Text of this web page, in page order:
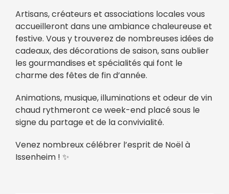
Artisans, créateurs et associations locales vous
accueilleront dans une ambiance chaleureuse et
festive. Vous y trouverez de nombreuses idées de
cadeaux, des décorations de saison, sans oublier
les gourmandises et spécialités qui font le
charme des fêtes de fin d’année.
Animations, musique, illuminations et odeur de vin
chaud rythmeront ce week-end placé sous le
signe du partage et de la convivialité.
Venez nombreux célébrer l’esprit de Noël à
Issenheim ! ✨